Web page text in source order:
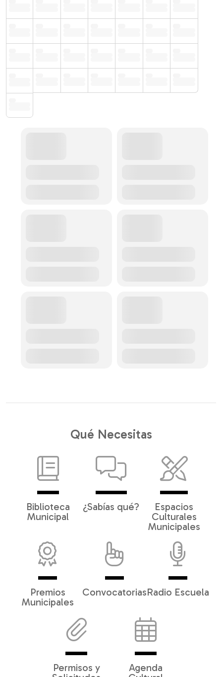
Qué Necesitas
Biblioteca
Municipal
¿Sabías qué?
Espacios
Culturales
Municipales
Premios
Municipales
ConvocatoriasRadio Escuela
Permisos y
Agenda